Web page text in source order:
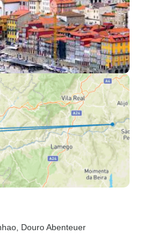
, Douro Abenteuer